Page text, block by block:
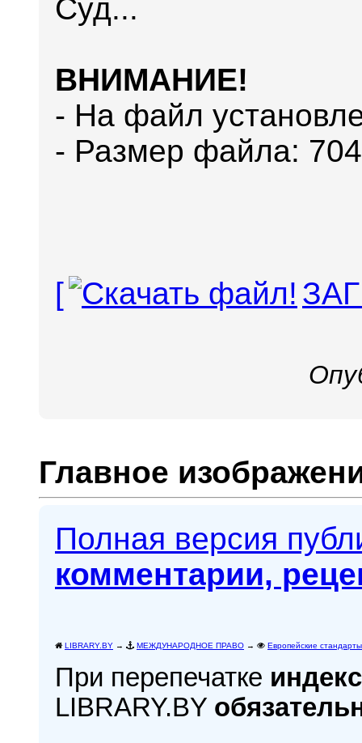
Суд...
ВНИМАНИЕ!
- На файл
- Размер файла:
[
Главное
Полная версия
комментарии,
LIBRARY.BY → МЕЖДУНАРОДНОЕ ПРАВО → Европейские
При перепечатке
LIBRARY.BY